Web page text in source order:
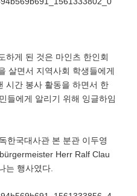
하게 된 것은 마인츠 한인회
살면서 지역사회 학생들에게
시간 봉사 활동을 하면서 한
들에게 알리기 위해 잉글하임
한국대사관 본 분관 이두영
Herr Ralf Clau
는 행사였다.